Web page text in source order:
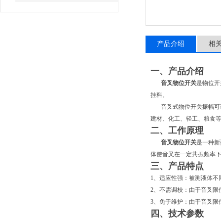
产品介绍 相
一、产品介绍
音叉物位开关是物位
挂料。
音叉式物位开关振幅可
建材、化工、轻工、粮食
二、工作原理
音叉物位开关是一种
体使音叉在一定共振频率
三、产品特点
1、适应性强：被测液体
2、不需调校：由于音叉
3、免于维护：由于音叉
四、技术参数